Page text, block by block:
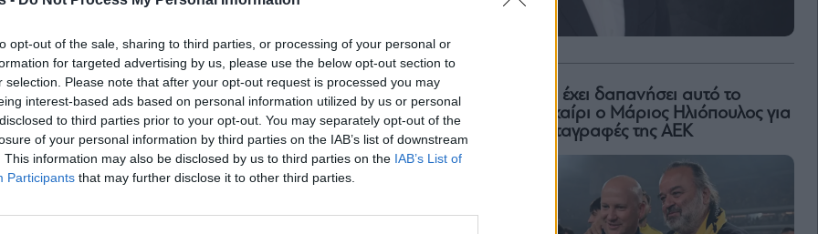
opt-out of the sale, sharing to third parties, or processing of your personal or
for targeted advertising by us, please use the below opt-out section to
selection. Please note that after your opt-out request is processed you may
interest-based ads based on personal information utilized by us or personal
to third parties prior to your opt-out. You may separately opt-out of the
of your personal information by third parties on the IAB’s list of downstream
This information may also be disclosed by us to third parties on the IAB’s List of
Participants that may further disclose it to other third parties.
Πόσα έχει δαπανήσει αυτό το
καλοκαίρι ο Μάριος Ηλιόπουλος για
τις μεταγραφές της ΑΕΚ